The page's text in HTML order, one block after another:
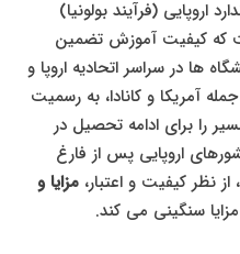
اروپایی (فرآیند بولونیا)
که کیفیت آموزش تضمین
ها در سراسر اتحادیه اروپا و
آمریکا و کانادا، به رسمیت
را برای ادامه تحصیل در
اروپایی پس از فارغ
از نظر کیفیت و اعتبار،مزایا و
سنگینی می کند.